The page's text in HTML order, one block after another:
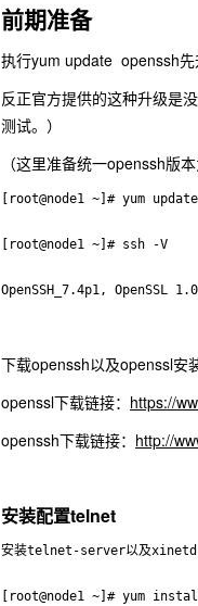
前期准备
执行yum update openssh先
反正官方提供的这种升级是
测试。）
（这里准备统一openssh版
[root@node1 ~]# yum
[root@node1 ~]# ssh -V
下载openssh以及openssl安
openssl下载链接： https://
openssh下载链接： http://
安装配置telnet
安装telnet-server以及xinetd